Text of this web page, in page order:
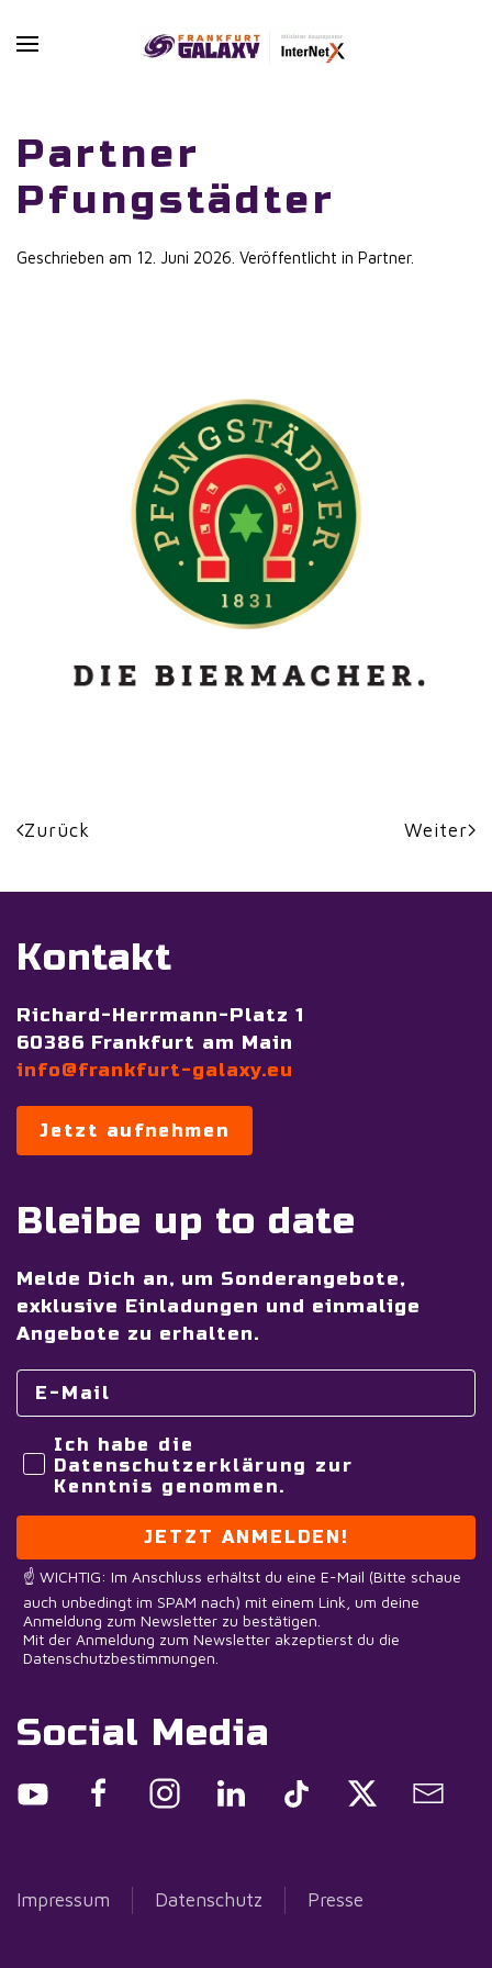
Skip to main content
Partner
Pfungstädter
Geschrieben am 12. Juni 2026 . Veröffentlicht in Partner.
Zurück Weiter
Kontakt
Richard-Herrmann-Platz 1
60386 Frankfurt am Main
info@frankfurt-galaxy.eu
Jetzt aufnehmen
Bleibe up to date
Melde Dich an, um Sonderangebote,
exklusive Einladungen und einmalige
Angebote zu erhalten.
Ich habe die
Datenschutzerklärung zur
Kenntnis genommen.
JETZT ANMELDEN!
☝️ WICHTIG: Im Anschluss erhältst du eine E-Mail (Bitte schaue
auch unbedingt im SPAM nach) mit einem Link, um deine
Anmeldung zum Newsletter zu bestätigen.
Mit der Anmeldung zum Newsletter akzeptierst du die
Datenschutzbestimmungen.
Social Media
Impressum Datenschutz Presse